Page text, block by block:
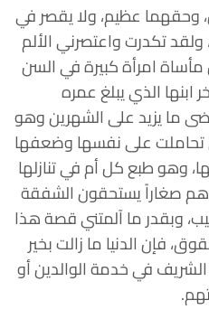
وحقهما عظيم، ولا يقصر في
تكدرت واعتصرني الألم
امرأة كبيرة في السن
ابنها الذي يبلغ عمره
ما يزيد على الشهرين وهو
تحاملت على نفسها وضعفها
وهو طبع كل أم في تنازلها
صغاراً يستحقون الشفقة
وبقدر ما آلمتني قصة هذا
فإن الدنيا ما زالت بخير
في خدمة الوالدين أو